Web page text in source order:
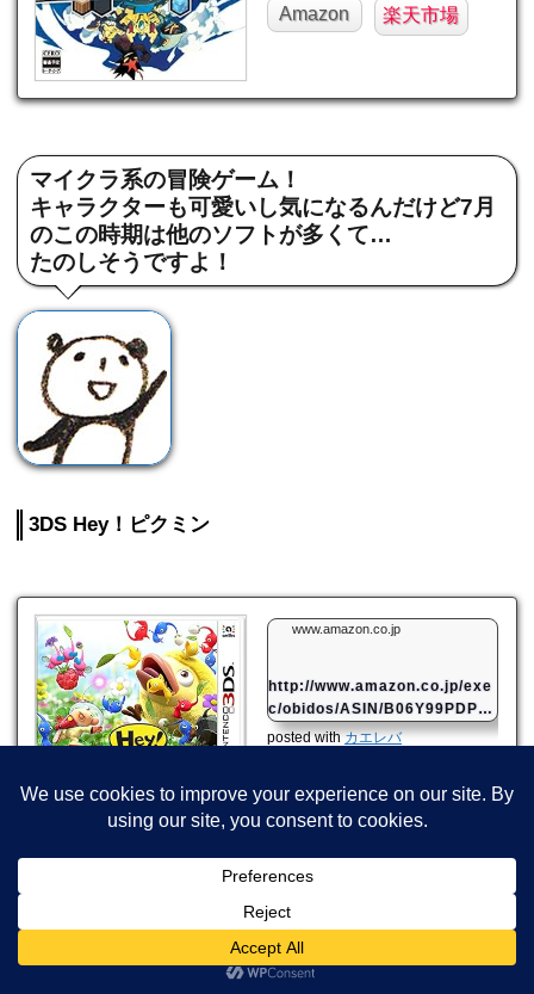
Amazon 楽天市場
マイクラ系の冒険ゲーム！
キャラクターも可愛いし気になるんだけど7月
のこの時期は他のソフトが多くて…
たのしそうですよ！
3DS Hey！ピクミン
www.amazon.co.jp
http://www.amazon.co.jp/exe
c/obidos/ASIN/B06Y99PDP9/
mahome94-22/
posted withカエレバ
Amazon 楽天市場
Hey！ピクミンだHEY!
まだまだスイッチだけじゃなくて３DSにもソ
フト出るみたいですよ！